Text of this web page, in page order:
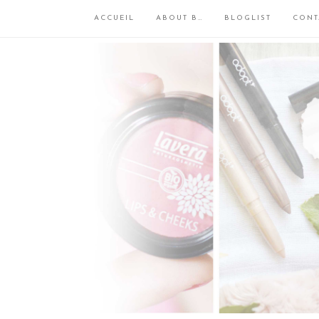
ACCUEIL ABOUT B… BLOGLIST